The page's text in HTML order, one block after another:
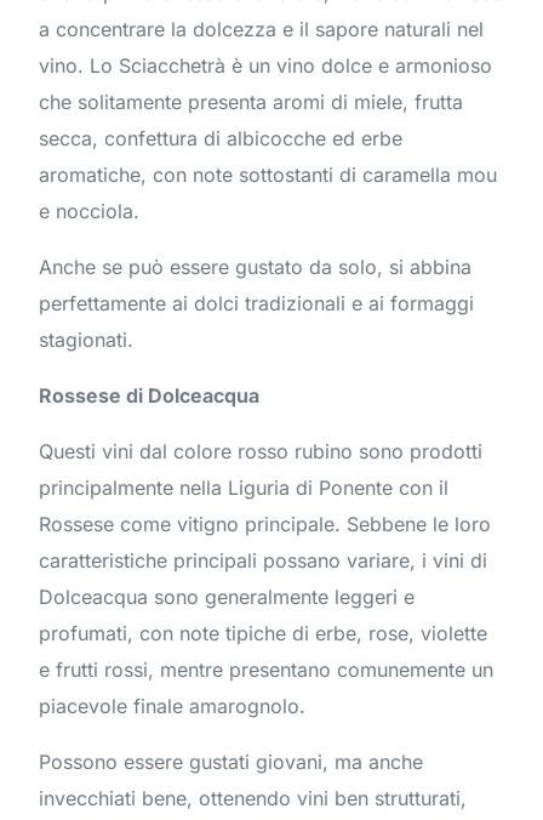
a concentrare la dolcezza e il sapore naturali nel
vino. Lo Sciacchetrà è un vino dolce e armonioso
che solitamente presenta aromi di miele, frutta
secca, confettura di albicocche ed erbe
aromatiche, con note sottostanti di caramella mou
e nocciola.
Anche se può essere gustato da solo, si abbina
perfettamente ai dolci tradizionali e ai formaggi
stagionati.
Rossese di Dolceacqua
Questi vini dal colore rosso rubino sono prodotti
principalmente nella Liguria di Ponente con il
Rossese come vitigno principale. Sebbene le loro
caratteristiche principali possano variare, i vini di
Dolceacqua sono generalmente leggeri e
profumati, con note tipiche di erbe, rose, violette
e frutti rossi, mentre presentano comunemente un
piacevole finale amarognolo.
Possono essere gustati giovani, ma anche
invecchiati bene, ottenendo vini ben strutturati,